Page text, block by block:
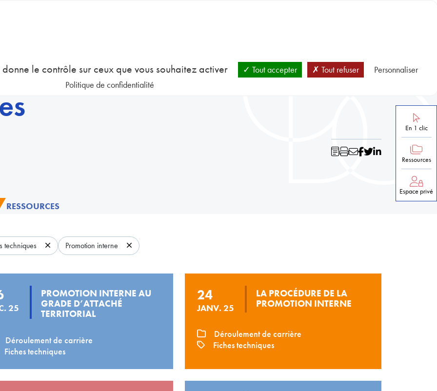
En 1 clic
Ressources
Espace privé
RESSOURCES
techniques Promotion interne
25
PROMOTION INTERNE AU
GRADE D’ATTACHÉ
TERRITORIAL
Déroulement de carrière
Fiches techniques
24
JANV. 25
LA PROCÉDURE DE LA
PROMOTION INTERNE
Déroulement de carrière
Fiches techniques
le contrôle sur ceux que vous souhaitez activer Tout accepter Tout refuser
Personnaliser
Politique de confidentialité